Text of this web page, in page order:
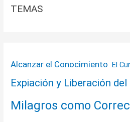
TEMAS
Alcanzar el Conocimiento El
Expiación y Liberación
Milagros como